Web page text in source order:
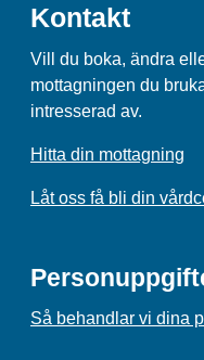
Kontakt
Vill du boka, ändra
mottagningen du
intresserad av.
Hitta din mottagning
Låt oss få bli din
Så behandlar vi dina